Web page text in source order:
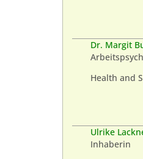
Dr. Margit
Health and
Ulrike
Inhaberin